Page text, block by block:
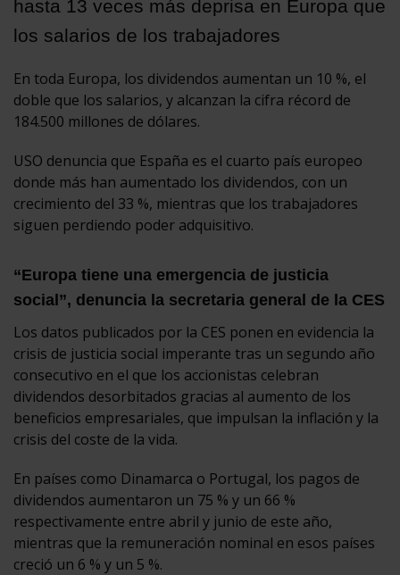
hasta 13 veces más deprisa en Europa que
los salarios de los trabajadores
En toda Europa, los dividendos aumentan un 10 %, el
doble que los salarios, y alcanzan la cifra récord de
184.500 millones de dólares.
USO denuncia que España es el cuarto país europeo
donde más han aumentado los dividendos, con un
crecimiento del 33 %, mientras que los trabajadores
siguen perdiendo poder adquisitivo.
“Europa tiene una emergencia de justicia
social”, denuncia la secretaria general de la CES
Los datos publicados por la CES ponen en evidencia la
crisis de justicia social imperante tras un segundo año
consecutivo en el que los accionistas celebran
dividendos desorbitados gracias al aumento de los
beneficios empresariales, que impulsan la inflación y la
crisis del coste de la vida.
En países como Dinamarca o Portugal, los pagos de
dividendos aumentaron un 75 % y un 66 %
respectivamente entre abril y junio de este año,
mientras que la remuneración nominal en esos países
creció un 6 % y un 5 %.